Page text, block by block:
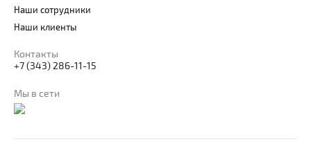
Наши сотрудники
Наши клиенты
Контакты
+7 (343) 286-11-15
Мы в сети